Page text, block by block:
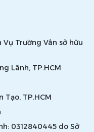
Vụ Trường Vân sở hữu
Lãnh, TP.HCM
Tạo, TP.HCM
0312840445 do Sở